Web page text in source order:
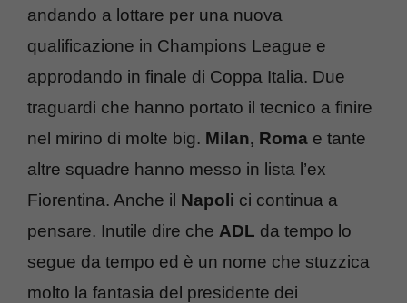
andando a lottare per una nuova
qualificazione in Champions League e
approdando in finale di Coppa Italia. Due
traguardi che hanno portato il tecnico a finire
nel mirino di molte big. Milan, Roma e tante
altre squadre hanno messo in lista l’ex
Fiorentina. Anche il Napoli ci continua a
pensare. Inutile dire che ADL da tempo lo
segue da tempo ed è un nome che stuzzica
molto la fantasia del presidente dei